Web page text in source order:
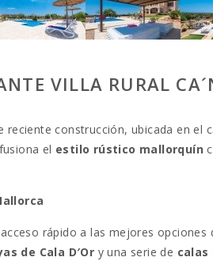
VILLA RURAL
reciente construcción, ubicada en el
el estilo rústico mallorquín
rápido a las mejores opciones
de Cala D′Or y una serie de calas